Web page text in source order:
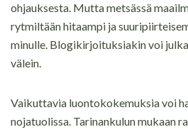
ohjauksesta. Mutta metsässä
rytmiltään hitaampi ja
minulle. Blogikirjoituksiakin voi
välein.
Vaikuttavia luontokokemuksia voi
nojatuolissa. Tarinankulun mukaan